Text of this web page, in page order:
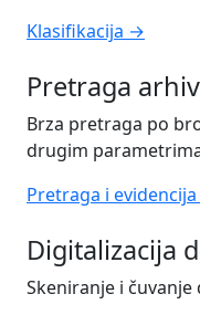
Klasifikacija →
Pretraga
Brza pretraga po
drugim
Pretraga i
Digitalizacija
Skeniranje i